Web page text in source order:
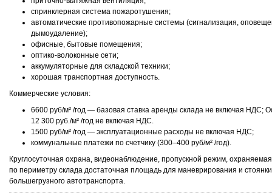
спринклерная система пожаротушения;
автоматические противопожарные системы (сигнализация,
дымоудаление);
офисные, бытовые помещения;
оптико-волоконные сети;
аккумуляторные для складской техники;
хорошая транспортная доступность.
Коммерческие условия:
6600 руб/м² /год — базовая ставка аренды склада не включая НДС;
12 300 руб./м² /год не включая НДС.
1500 руб/м² /год — эксплуатационные расходы не включая НДС;
коммунальные платежи по счетчику (300–400 руб/м² /год).
Круглосуточная охрана, видеонаблюдение, пропускной режим,
по периметру склада достаточная площадь для маневрирования и стоянки
большегрузного автотранспорта.